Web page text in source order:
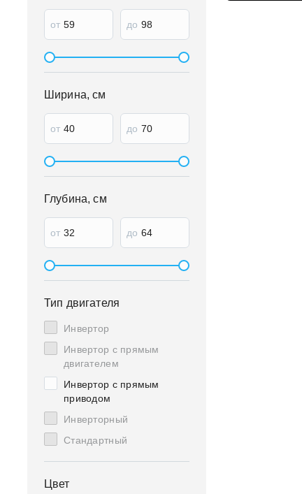
от до
Ширина, см
от до
Глубина, см
от до
Тип двигателя
Инвертор
Инвертор с прямым
двигателем
Инвертор с прямым
приводом
Инверторный
Стандартный
Цвет